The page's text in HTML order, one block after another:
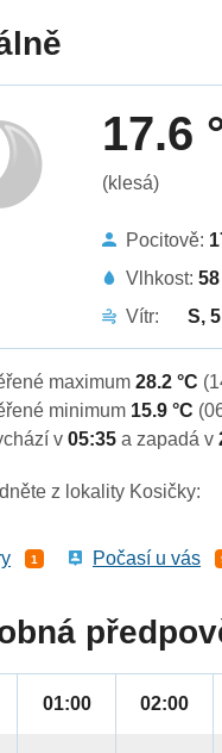
17.6
(klesá)
Pocitově:
Vlhkost:
Vítr:
S,
maximum28.2 °C
minimum 15.9 °C
v05:35a zapadá v
z lokality Kosičky:
1 Počasí u vás
01:00 02:00